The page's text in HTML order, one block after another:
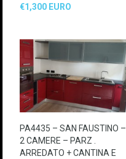
€1,300 EURO
PA4435 – SAN FAUSTINO –
2 CAMERE – PARZ .
ARREDATO + CANTINA E